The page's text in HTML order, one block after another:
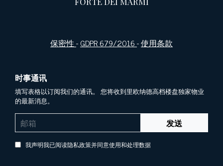
保密性-GDPR 679/2016-使用条款
时事通讯
填写表格以订阅我们的通讯。 您将收到里欧纳德高档楼盘独家物业
的最新消息。
发送
我声明我已阅读隐私政策并同意使用和处理数据